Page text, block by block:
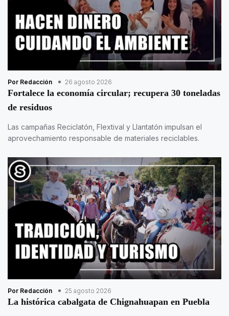
Por Redacción 26 agosto 2026
Fortalece la economía circular; recupera 30 toneladas
de residuos
Las campañas Reciclatón, Flextival y Llantatón impulsan el
aprovechamiento responsable de materiales reciclables.
Por Redacción 25 agosto 2026
La histórica cabalgata de Chignahuapan en Puebla